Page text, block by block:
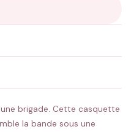
✨
✅ Validation avant fabrication
brigade. Cette casquette
la bande sous une